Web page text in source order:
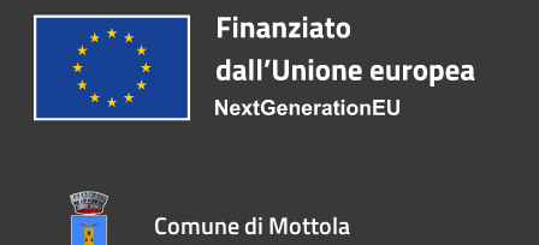
Comune di Mottola